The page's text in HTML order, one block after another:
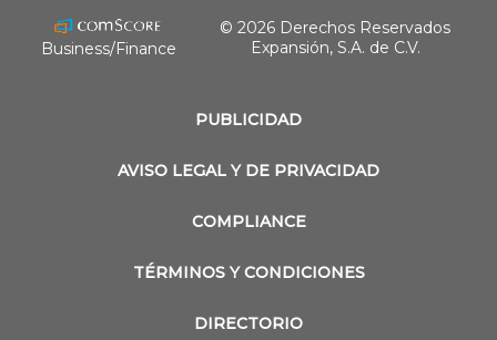
PUBLICIDAD
AVISO LEGAL Y DE PRIVACIDAD
COMPLIANCE
TÉRMINOS Y CONDICIONES
DIRECTORIO
Business/Finance
© 2026 Derechos Reservados
Expansión, S.A. de C.V.